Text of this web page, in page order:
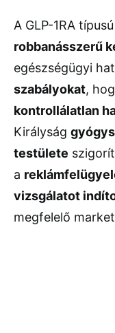
A GLP-1RA
robbanásszerű
egészségügyi
szabályokat,
kontrollálatlan
Királyság
testülete
a
vizsgálatot
megfelelő